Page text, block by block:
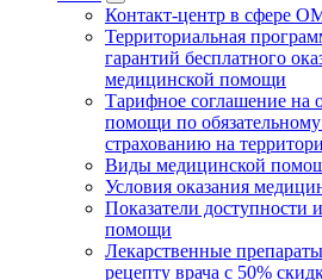
Контакт-центр в сфере
Территориальная
гарантий бесплатного
медицинской помощи
Тарифное соглашение на
помощи по
страхованию на
Виды медицинской
Условия оказания
Показатели доступности
помощи
Лекарственные
рецепту врача с 50%